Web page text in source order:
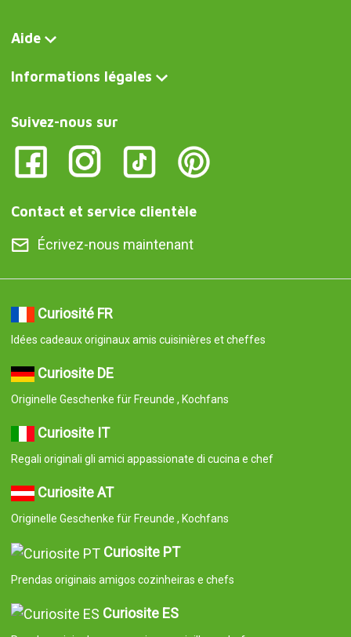
Aide
Informations légales
Suivez-nous sur
Contact et service clientèle
Écrivez-nous maintenant
Curiosité FR
Idées cadeaux originaux amis cuisinières et cheffes
Curiosite DE
Originelle Geschenke für Freunde , Kochfans
Curiosite IT
Regali originali gli amici appassionate di cucina e chef
Curiosite AT
Originelle Geschenke für Freunde , Kochfans
Curiosite PT
Prendas originais amigos cozinheiras e chefs
Curiosite ES